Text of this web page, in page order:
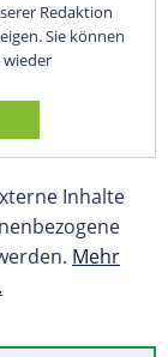
Redaktion
Sie können
wieder
Inhalte
Mehr